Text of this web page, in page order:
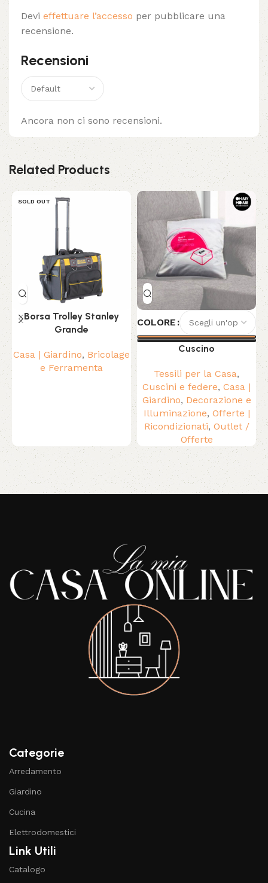
Recensioni
Ancora non ci sono recensioni.
Devi effettuare l’accesso per pubblicare una
recensione.
Related Products
SOLD OUT
Borsa Trolley Stanley
Grande
Casa | Giardino, Bricolage
e Ferramenta
COLORE
Cuscino
Tessili per la Casa,
Cuscini e federe, Casa |
Giardino, Decorazione e
Illuminazione, Offerte |
Ricondizionati, Outlet /
Offerte
Read More
Categorie
Arredamento
Giardino
Cucina
Elettrodomestici
Link Utili
Catalogo